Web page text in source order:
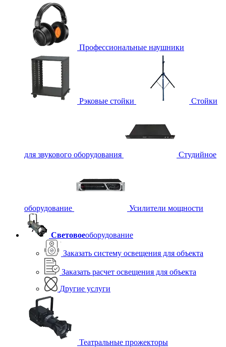
Профессиональные наушники
Рэковые стойки Стойки
для звукового оборудования Студийное
оборудование Усилители мощности
Световоеоборудование
Заказать систему освещения для объекта
Заказать расчет освещения для объекта
Другие услуги
Театральные прожекторы